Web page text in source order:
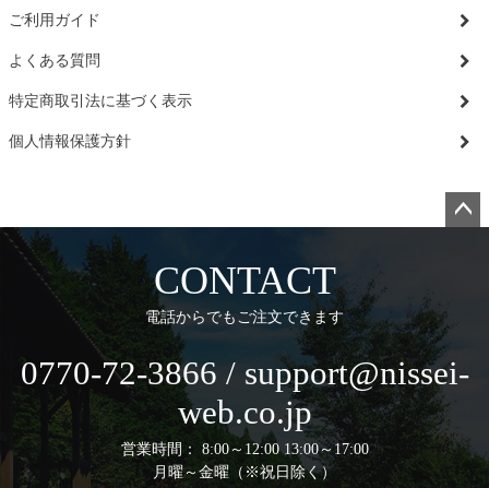
ご利用ガイド
よくある質問
特定商取引法に基づく表示
個人情報保護方針
へ
CONTACT
電話からでもご注文できます
0770-72-3866 / support@nissei-
web.co.jp
営業時間： 8:00～12:00 13:00～17:00
月曜～金曜（※祝日除く）